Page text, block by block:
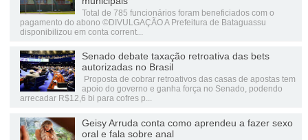
Total de 785 funcionários foram beneficiados com o
pagamento do abono ©DIVULGAÇÃO A Prefeitura de Bataguassu
disponibilizou em conta corrent...
Senado debate taxação retroativa das bets
autorizadas no Brasil
Proposta de cobrar retroativos das casas de apostas tem
apoio do governo e ganha força no Senado, podendo
arrecadar R$12,6 bi para cofres p...
Geisy Arruda conta como aprendeu a fazer sexo
oral e fala sobre anal